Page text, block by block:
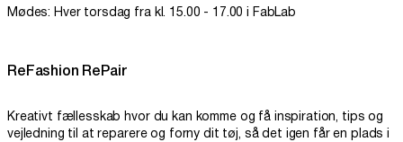
Mødes: Hver torsdag fra kl. 15.00 - 17.00 i FabLab
ReFashion RePair
Kreativt fællesskab hvor du kan komme og få inspiration, tips og
vejledning til at reparere og forny dit tøj, så det igen får en plads i